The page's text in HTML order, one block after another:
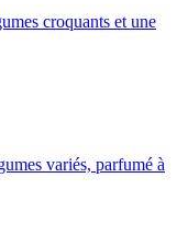
croquants et une
variés, parfumé à